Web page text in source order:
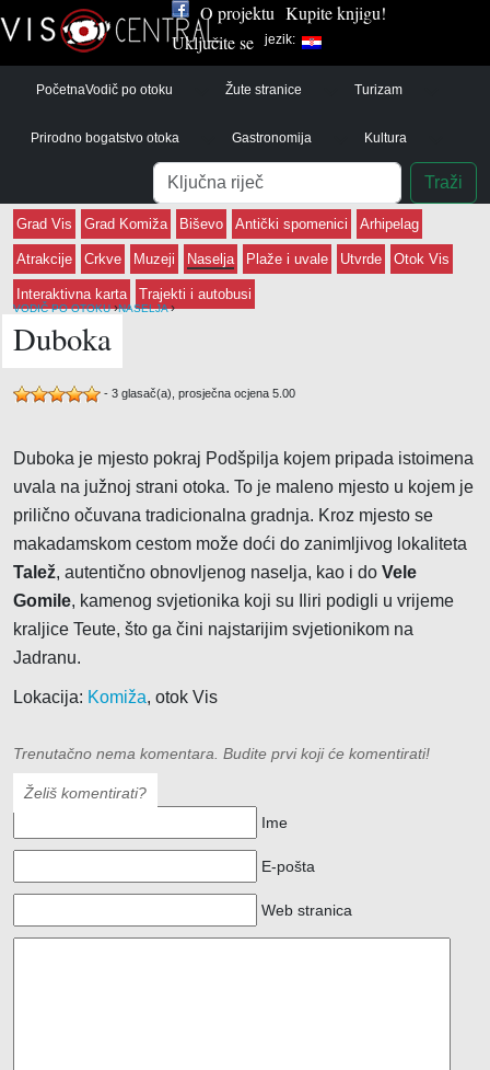
O projektu Kupite knjigu!
Uključite se
jezik:
PočetnaVodič po otoku Žute stranice Turizam
Prirodno bogatstvo otoka Gastronomija Kultura
Pretraga
Traži
Grad Vis Grad Komiža Biševo Antički spomenici Arhipelag
Atrakcije Crkve Muzeji Naselja Plaže i uvale Utvrde Otok Vis
Interaktivna karta Trajekti i autobusi
VODIČ PO OTOKU ›NASELJA ›
Duboka
- 3 glasač(a), prosječna ocjena 5.00
Duboka je mjesto pokraj Podšpilja kojem pripada istoimena
uvala na južnoj strani otoka. To je maleno mjesto u kojem je
prilično očuvana tradicionalna gradnja. Kroz mjesto se
makadamskom cestom može doći do zanimljivog lokaliteta
Talež, autentično obnovljenog naselja, kao i do Vele
Gomile, kamenog svjetionika koji su Iliri podigli u vrijeme
kraljice Teute, što ga čini najstarijim svjetionikom na
Jadranu.
Lokacija: Komiža, otok Vis
Trenutačno nema komentara. Budite prvi koji će komentirati!
Želiš komentirati?
Ime
E-pošta
Web stranica